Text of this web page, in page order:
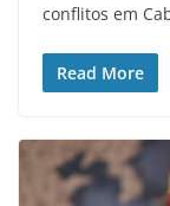
conflitos em
Read More